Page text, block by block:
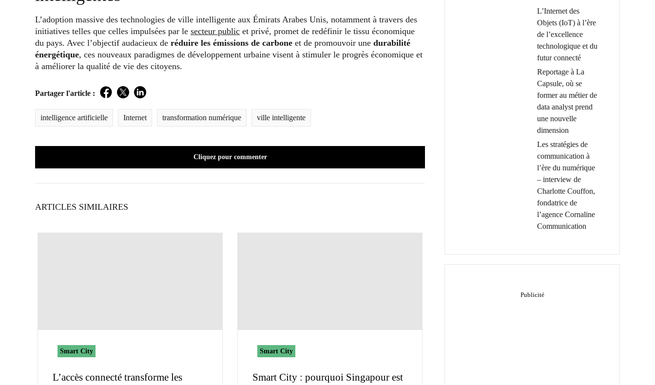
L’adoption massive des technologies de ville intelligente aux Émirats Arabes Unis, notamment à travers des
initiatives telles que celles impulsées par le secteur public et privé, promet de redéfinir le tissu économique
du pays. Avec l’objectif audacieux de réduire les émissions de carbone et de promouvoir une durabilité
énergétique, ces nouveaux paradigmes de développement urbaine visent à stimuler le progrès économique et
à améliorer la qualité de vie des citoyens.
Partager l'article : Facebook
TwitterLinkedIn
intelligence artificielle Internet transformation numérique ville intelligente
Cliquez pour commenter
ARTICLES SIMILAIRES
Smart City
L’accès connecté transforme les
Smart City
Smart City : pourquoi Singapour est
L’Internet des
Objets (IoT) à l’ère
de l’excellence
technologique et du
futur connecté
Reportage à La
Capsule, où se
former au métier de
data analyst prend
une nouvelle
dimension
Les stratégies de
communication à
l’ère du numérique
– interview de
Charlotte Couffon,
fondatrice de
l’agence Cornaline
Communication